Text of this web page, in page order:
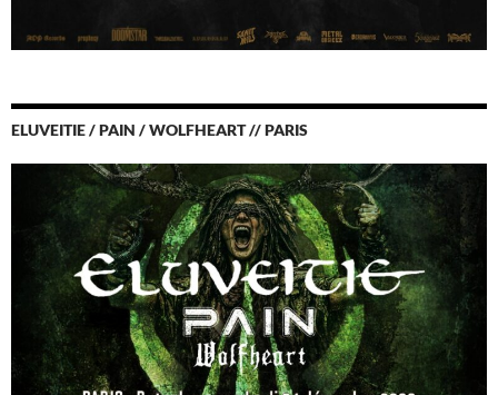
ELUVEITIE / PAIN / WOLFHEART // PARIS